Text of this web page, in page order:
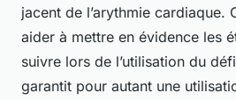
jacent de l’arythmie cardiaque.
aider à mettre en évidence les
suivre lors de l’utilisation du
garantit pour autant une